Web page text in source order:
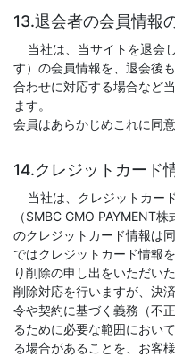
13.退会者の会員情報
当社は、当サイトを退会
す）の会員情報を、退会後
合わせに対応する場合など
ます。
会員はあらかじめこれに同
14.クレジットカード
当社は、クレジットカー
（SMBC GMO PAYMENT
のクレジットカード情報は
ではクレジットカード情報
り削除の申し出をいただい
削除対応を行いますが、決
令や契約に基づく義務（不
るために必要な範囲におい
る場合があることを、お客